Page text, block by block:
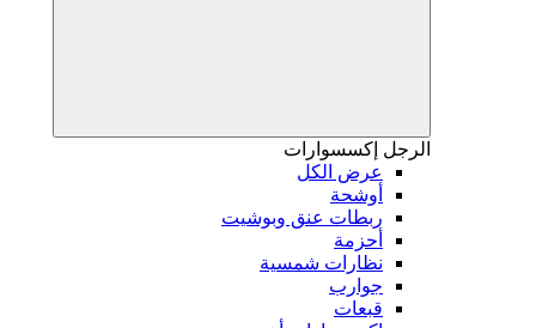
الرجل إكسسوارات
عرض الكل
أوشحة
ربطات عنق وبوشيت
أحزمة
نظارات شمسية
جوارب
قبعات